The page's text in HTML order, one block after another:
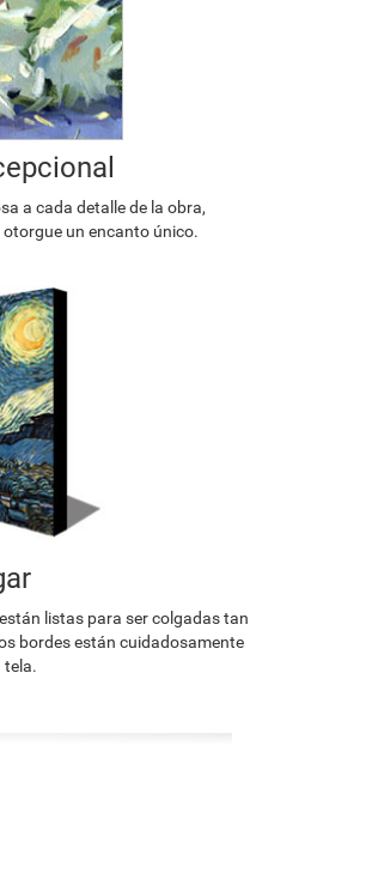
a cada detalle de la obra,
otorgue un encanto único.
listas para ser colgadas tan
bordes están cuidadosamente
tela.